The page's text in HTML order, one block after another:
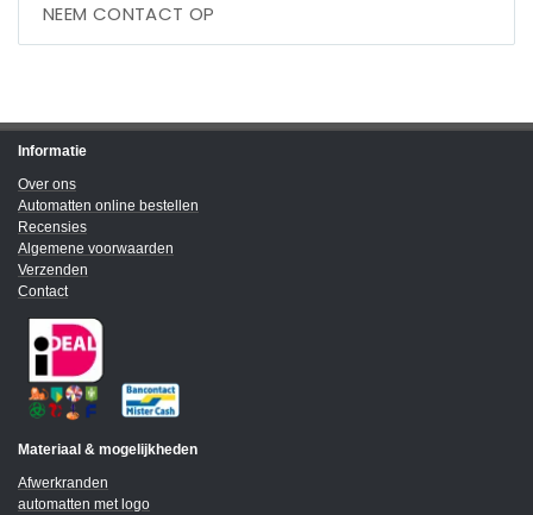
NEEM CONTACT OP
Informatie
Over ons
Automatten online bestellen
Recensies
Algemene voorwaarden
Verzenden
Contact
Materiaal & mogelijkheden
Afwerkranden
automatten met logo